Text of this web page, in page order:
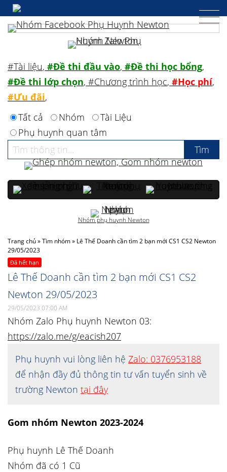
Trang chủ»Tìm nhóm» Lê Thế Doanh cần tìm 2 bạn mới CS1 CS2 Newton
29/05/2023
Đã hết hạn
Lê Thế Doanh cần tìm 2 bạn mới CS1 CS2
Newton 29/05/2023
29/05/2023 07:00 AM
Nhóm Zalo Phụ huynh Newton 03:
https://zalo.me/g/eacish207
Phụ huynh vui lòng liên hệ Zalo: 0376953188
để nhận đầy đủ thông tin tư vấn tuyển sinh về
trường Newton tại đây
Gom nhóm Newton 2023-2024
Phụ huynh Lê Thế Doanh
Nhóm đã có 1 Cũ
#Tài liệu, #Đề thi đầu vào, #Đề thi học bổng,
#Đề thi lớp chọn, #Chương trình học, #Học phí,
#Ưu đãi,
Tất cả
Nhóm
Tài Liệu
Phụ huynh quan tâm
Nhóm phụ huynh Newton